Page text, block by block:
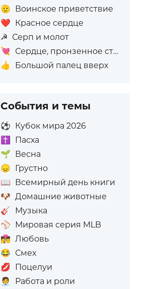
🫡 Воинское приветствие
❤️ Красное сердце
☭ Серп и молот
💘 Сердце, пронзенное стрелой
👍
Большой палец вверх
События и темы
⚽ Кубок мира 2026
✝️
Пасха
🌱 Весна
😞 Грустно
📖 Всемирный день книги
🐶 Домашние животные
🎸 Музыка
⚾ Мировая серия MLB
👩‍❤️‍💋‍👨 Любовь
😂 Смех
💋 Поцелуи
🧑‍💼
Работа и роли